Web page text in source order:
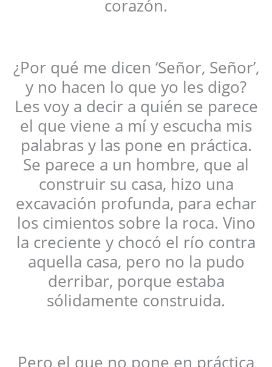
corazón.
¿Por qué me dicen ‘Señor, Señor’,
y no hacen lo que yo les digo?
Les voy a decir a quién se parece
el que viene a mí y escucha mis
palabras y las pone en práctica.
Se parece a un hombre, que al
construir su casa, hizo una
excavación profunda, para echar
los cimientos sobre la roca. Vino
la creciente y chocó el río contra
aquella casa, pero no la pudo
derribar, porque estaba
sólidamente construida.
Pero el que no pone en práctica